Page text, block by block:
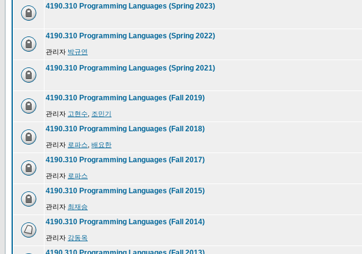
4190.310 Programming Languages (Spring 2023)
4190.310 Programming Languages (Spring 2022)
관리자 박규연
4190.310 Programming Languages (Spring 2021)
4190.310 Programming Languages (Fall 2019)
관리자 고현수 조민기
4190.310 Programming Languages (Fall 2018)
관리자 로파스 배요한
4190.310 Programming Languages (Fall 2017)
관리자 로파스
4190.310 Programming Languages (Fall 2015)
관리자 최재승
4190.310 Programming Languages (Fall 2014)
관리자 강동옥